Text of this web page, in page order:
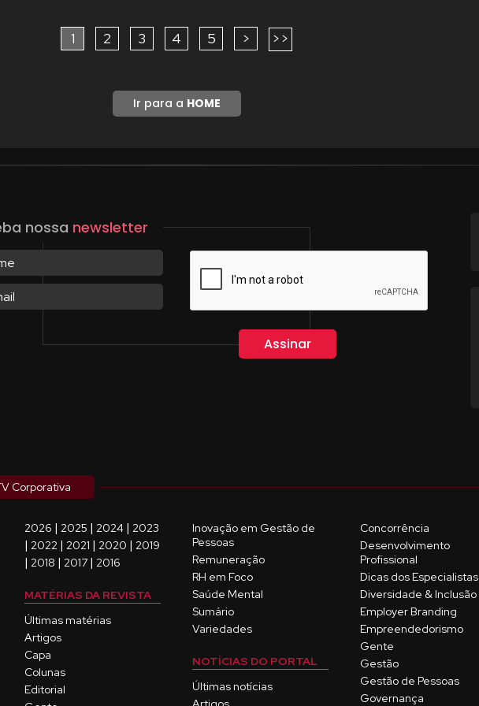
1 2 3 4 5 > >>
Ir para a HOME
nossa newsletter
Corporativa
2026 | 2025 | 2024 | 2023
| 2022| 2021 | 2020 | 2019
| 2018 | 2017| 2016
MATÉRIAS DA REVISTA
Últimas matérias
Artigos
Capa
Colunas
Editorial
Inovação em Gestão de
Pessoas
Remuneração
RH em Foco
Saúde Mental
Sumário
Variedades
NOTÍCIAS DO PORTAL
Últimas notícias
Concorrência
Desenvolvimento
Profissional
Dicas dos Especialistas
Diversidade & Inclusão
Employer Branding
Empreendedorismo
Gente
Gestão
Gestão de Pessoas
Governança